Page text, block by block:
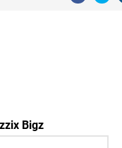
Bigz